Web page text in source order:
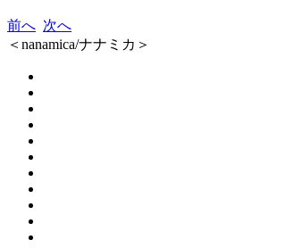
前へ 次へ
＜nanamica/ナナミカ＞